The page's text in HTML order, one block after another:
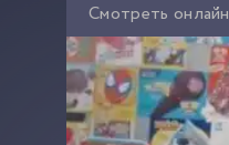
Смотреть онлайн